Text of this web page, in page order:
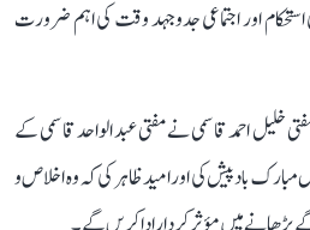
اور اجتماعی جدوجہد وقت کی اہم ضرورت
خلیل احمد قاسمی نے مفتی عبد الواحد قاسمی کے
باد پیش کی اور امید ظاہر کی کہ وہ اخلاص و